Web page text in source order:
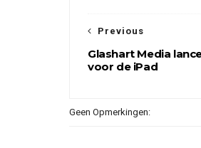
Previous
Glashart Media
voor de iPad
Geen Opmerkingen: